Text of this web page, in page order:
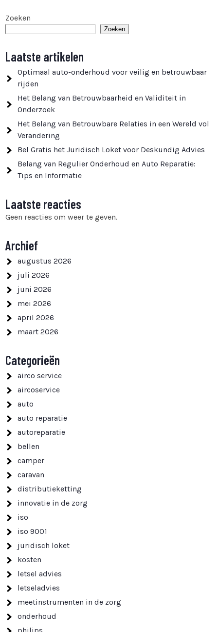
Zoeken
Zoeken
Laatste artikelen
Optimaal auto-onderhoud voor veilig en betrouwbaar
rijden
Het Belang van Betrouwbaarheid en Validiteit in
Onderzoek
Het Belang van Betrouwbare Relaties in een Wereld vol
Verandering
Bel Gratis het Juridisch Loket voor Deskundig Advies
Belang van Regulier Onderhoud en Auto Reparatie:
Tips en Informatie
Laatste reacties
Geen reacties om weer te geven.
Archief
augustus 2026
juli 2026
juni 2026
mei 2026
april 2026
maart 2026
Categorieën
airco service
aircoservice
auto
auto reparatie
autoreparatie
bellen
camper
caravan
distributieketting
innovatie in de zorg
iso
iso 9001
juridisch loket
kosten
letsel advies
letseladvies
meetinstrumenten in de zorg
onderhoud